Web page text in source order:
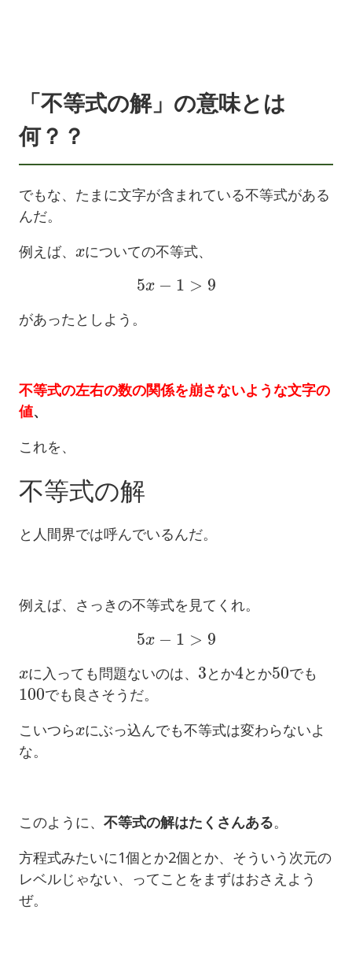
「不等式の解」の意味とは
何？？
でもな、たまに文字が含まれている不等式がある
んだ。
例えば、
についての不等式、
5 1 >9
があったとしよう。
不等式の左右の数の関係を崩さないような文字の
値、
これを、
不等式の解
と人間界では呼んでいるんだ。
例えば、さっきの不等式を見てくれ。
5 1 >9
に入っても問題ないのは、
3
とか
4
とか
50
でも
100
でも良さそうだ。
こいつら
にぶっ込んでも不等式は変わらないよ
な。
このように、 不等式の解はたくさんある。
方程式みたいに1個とか2個とか、そういう次元の
レベルじゃない、ってことをまずはおさえよう
ぜ。